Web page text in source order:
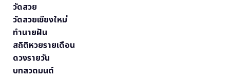
วัดสวย
วัดสวยเชียงใหม่
ทำนายฝัน
สถิติหวยรายเดือน
ดวงรายวัน
บทสวดมนต์